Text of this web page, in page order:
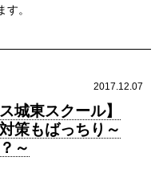
。
2017.12.07
城東スクール】
策もばっちり～
～